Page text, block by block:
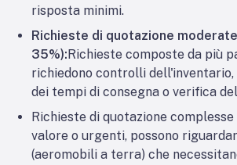
risposta minimi.
Richieste di quotazione
35%):Richieste composte da più
richiedono controlli
dei tempi di consegna o verifica
Richieste di quotazione complesse
valore o urgenti, possono
(aeromobili a terra) che